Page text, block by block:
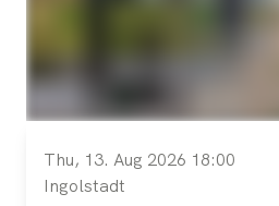
Thu, 13. Aug 2026 18:00
Ingolstadt